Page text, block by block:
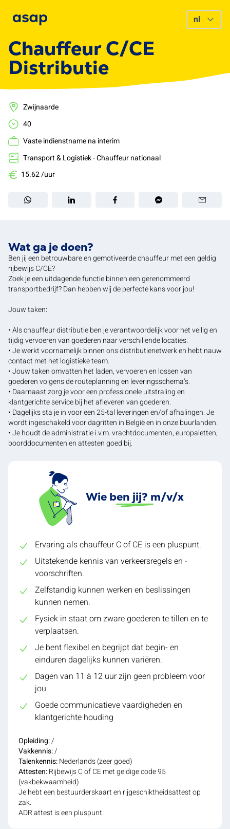
Chauffeur C/CE
Distributie
Zwijnaarde
40
Vaste indienstname na interim
Transport & Logistiek - Chauffeur nationaal
15.62 /uur
Wat ga je doen?
Ben jij een betrouwbare en gemotiveerde chauffeur met een geldig
rijbewijs C/CE?
Zoek je een uitdagende functie binnen een gerenommeerd
transportbedrijf? Dan hebben wij de perfecte kans voor jou!
Jouw taken:
• Als chauffeur distributie ben je verantwoordelijk voor het veilig en
tijdig vervoeren van goederen naar verschillende locaties.
• Je werkt voornamelijk binnen ons distributienetwerk en hebt nauw
contact met het logistieke team.
• Jouw taken omvatten het laden, vervoeren en lossen van
goederen volgens de routeplanning en leveringsschema’s.
• Daarnaast zorg je voor een professionele uitstraling en
klantgerichte service bij het afleveren van goederen.
• Dagelijks sta je in voor een 25-tal leveringen en/of afhalingen. Je
wordt ingeschakeld voor dagritten in België en in onze buurlanden.
• Je houdt de administratie i.v.m. vrachtdocumenten, europaletten,
boorddocumenten en attesten goed bij.
Wie ben jij? m/v/x
Ervaring als chauffeur C of CE is een pluspunt.
Uitstekende kennis van verkeersregels en -
voorschriften.
Zelfstandig kunnen werken en beslissingen
kunnen nemen.
Fysiek in staat om zware goederen te tillen en te
verplaatsen.
Je bent flexibel en begrijpt dat begin- en
einduren dagelijks kunnen variëren.
Dagen van 11 à 12 uur zijn geen probleem voor
jou
Goede communicatieve vaardigheden en
klantgerichte houding
Opleiding:/
Vakkennis:/
Talenkennis:Nederlands (zeer goed)
Attesten:Rijbewijs C of CE met geldige code 95
(vakbekwaamheid)
Je hebt een bestuurderskaart en rijgeschiktheidsattest op
zak.
ADR attest is een pluspunt.